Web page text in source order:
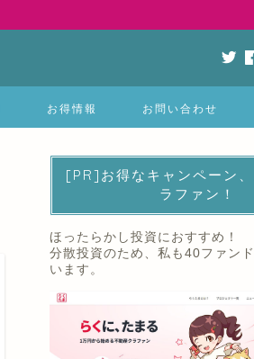
お得情報 お問い合わせ
[PR]お得なキャンペーン
ラファン！
ほったらかし投資におすすめ！
分散投資のため、私も40ファン
います。